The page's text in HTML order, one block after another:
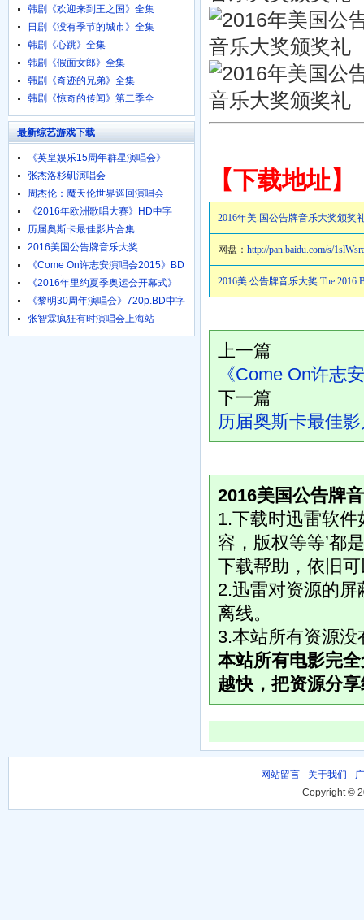
【下载地址】
2016年美.国公告牌音乐大奖颁奖
网盘： http://pan.baidu.com/s/
2016美.公告牌音乐大奖
上一篇
《Come On许志
下一篇
历届奥斯卡最佳
2016美国公告牌
1.下载时迅雷软件
容，版权等等’都
下载帮助，依旧
2.迅雷对资源的
离线。
3.本站所有资源
本站所有电影完
越快，把资源分
们》全集
韩剧《欢迎来到王之国》全集
日剧《没有季节的城市》全集
韩剧《心跳》全集
韩剧《假面女郎》全集
韩剧《奇迹的兄弟》全集
韩剧《惊奇的传闻》第二季全
最新综艺游戏下载
《英皇娱乐15周年群星演唱会》
720p.BD粤语中字
张杰洛杉矶演唱会
周杰伦：魔天伦世界巡回演唱会
《2016年欧洲歌唱大赛》HD中字
1024高清
历届奥斯卡最佳影片合集
2016美国公告牌音乐大奖
《Come On许志安演唱会2015》BD
粤语中字
《2016年里约夏季奥运会开幕式》
HD国语
《黎明30周年演唱会》720p.BD中字
张智霖疯狂有时演唱会上海站
网站留言 - 关于我们 -
Copyright ©